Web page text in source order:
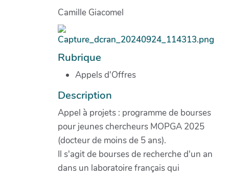
Camille Giacomel
Rubrique
Appels d'Offres
Description
Appel à projets : programme de bourses
pour jeunes chercheurs MOPGA 2025
(docteur de moins de 5 ans).
Il s'agit de bourses de recherche d'un an
dans un laboratoire français qui